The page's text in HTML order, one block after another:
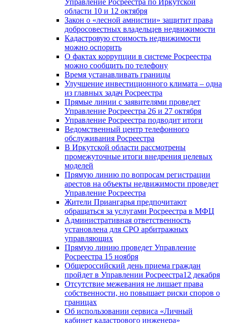
области 10 и 12 октября
Закон о «лесной амнистии» защитит права
добросовестных владельцев недвижимости
Кадастровую стоимость недвижимости
можно оспорить
О фактах коррупции в системе Росреестра
можно сообщить по телефону
Время устанавливать границы
Улучшение инвестиционного климата – одна
из главных задач Росреестра
Прямые линии с заявителями проведет
Управление Росреестра 26 и 27 октября
Управление Росреестра подводит итоги
Ведомственный центр телефонного
обслуживания Росреестра
В Иркутской области рассмотрены
промежуточные итоги внедрения целевых
моделей
Прямую линию по вопросам регистрации
арестов на объекты недвижимости проведет
Управление Росреестра
Жители Приангарья предпочитают
обращаться за услугами Росреестра в МФЦ
Административная ответственность
установлена для СРО арбитражных
управляющих
Прямую линию проведет Управление
Росреестра 15 ноября
Общероссийский день приема граждан
пройдет в Управлении Росреестра12 декабря
Отсутствие межевания не лишает права
собственности, но повышает риски споров о
границах
Об использовании сервиса «Личный
кабинет кадастрового инженера»